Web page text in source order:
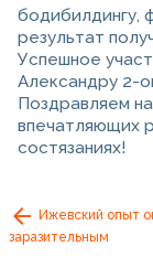
бодибилдингу,
результат
Успешное
Александру 2-
Поздравляем
впечатляющих
состязаниях!
Ижевский опыт
заразительным